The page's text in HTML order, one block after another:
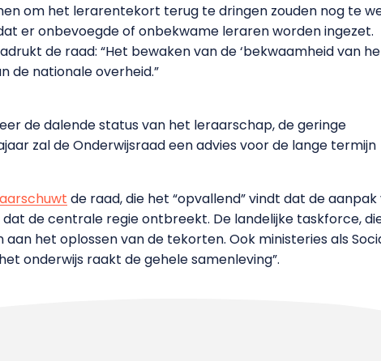
om het lerarentekort terug te dringen zouden nog te
er onbevoegde of onbekwame leraren worden ingezet.
de raad: “Het bewaken van de ‘bekwaamheid van
de nationale overheid.”
de dalende status van het leraarschap, de geringe
zal de Onderwijsraad een advies voor de lange termijn
de raad, die het “opvallend” vindt dat de
de centrale regie ontbreekt. De landelijke taskforce,
het oplossen van de tekorten. Ook ministeries als
onderwijs raakt de gehele samenleving”.